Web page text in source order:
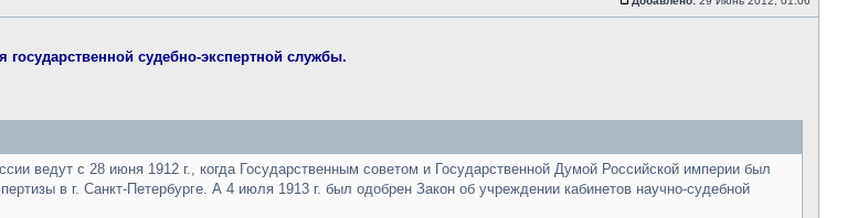
Сообщение
государственной судебно-экспертной службы.
ведут с 28 июня 1912 г., когда Государственным советом и Государственной Думой Российской империи был
в г. Санкт-Петербурге. А 4 июля 1913 г. был одобрен Закон об учреждении кабинетов научно-судебной